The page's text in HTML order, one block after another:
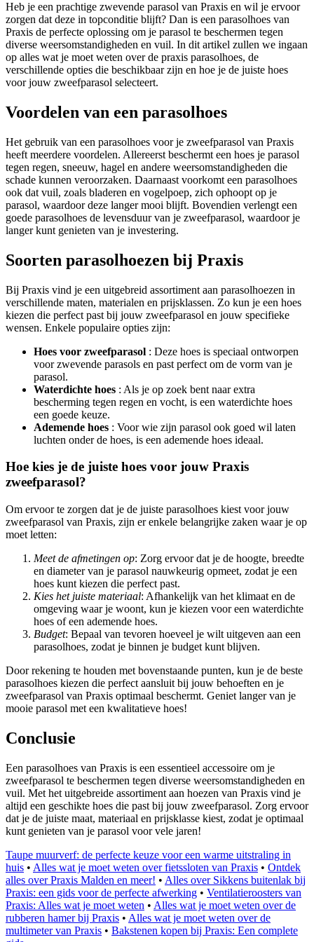
Heb je een prachtige zwevende parasol van Praxis en wil je ervoor
zorgen dat deze in topconditie blijft? Dan is een parasolhoes van
Praxis de perfecte oplossing om je parasol te beschermen tegen
diverse weersomstandigheden en vuil. In dit artikel zullen we ingaan
op alles wat je moet weten over de praxis parasolhoes, de
verschillende opties die beschikbaar zijn en hoe je de juiste hoes
voor jouw zweefparasol selecteert.
Voordelen van een parasolhoes
Het gebruik van een parasolhoes voor je zweefparasol van Praxis
heeft meerdere voordelen. Allereerst beschermt een hoes je parasol
tegen regen, sneeuw, hagel en andere weersomstandigheden die
schade kunnen veroorzaken. Daarnaast voorkomt een parasolhoes
ook dat vuil, zoals bladeren en vogelpoep, zich ophoopt op je
parasol, waardoor deze langer mooi blijft. Bovendien verlengt een
goede parasolhoes de levensduur van je zweefparasol, waardoor je
langer kunt genieten van je investering.
Soorten parasolhoezen bij Praxis
Bij Praxis vind je een uitgebreid assortiment aan parasolhoezen in
verschillende maten, materialen en prijsklassen. Zo kun je een hoes
kiezen die perfect past bij jouw zweefparasol en jouw specifieke
wensen. Enkele populaire opties zijn:
Hoes voor zweefparasol : Deze hoes is speciaal ontworpen
voor zwevende parasols en past perfect om de vorm van je
parasol.
Waterdichte hoes : Als je op zoek bent naar extra
bescherming tegen regen en vocht, is een waterdichte hoes
een goede keuze.
Ademende hoes : Voor wie zijn parasol ook goed wil laten
luchten onder de hoes, is een ademende hoes ideaal.
Hoe kies je de juiste hoes voor jouw Praxis
zweefparasol?
Om ervoor te zorgen dat je de juiste parasolhoes kiest voor jouw
zweefparasol van Praxis, zijn er enkele belangrijke zaken waar je op
moet letten:
Meet de afmetingen op: Zorg ervoor dat je de hoogte, breedte
en diameter van je parasol nauwkeurig opmeet, zodat je een
hoes kunt kiezen die perfect past.
Kies het juiste materiaal: Afhankelijk van het klimaat en de
omgeving waar je woont, kun je kiezen voor een waterdichte
hoes of een ademende hoes.
Budget: Bepaal van tevoren hoeveel je wilt uitgeven aan een
parasolhoes, zodat je binnen je budget kunt blijven.
Door rekening te houden met bovenstaande punten, kun je de beste
parasolhoes kiezen die perfect aansluit bij jouw behoeften en je
zweefparasol van Praxis optimaal beschermt. Geniet langer van je
mooie parasol met een kwalitatieve hoes!
Conclusie
Een parasolhoes van Praxis is een essentieel accessoire om je
zweefparasol te beschermen tegen diverse weersomstandigheden en
vuil. Met het uitgebreide assortiment aan hoezen van Praxis vind je
altijd een geschikte hoes die past bij jouw zweefparasol. Zorg ervoor
dat je de juiste maat, materiaal en prijsklasse kiest, zodat je optimaal
kunt genieten van je parasol voor vele jaren!
Taupe muurverf: de perfecte keuze voor een warme uitstraling in
huis • Alles wat je moet weten over fietssloten van Praxis • Ontdek
alles over Praxis Malden en meer! • Alles over Sikkens buitenlak bij
Praxis: een gids voor de perfecte afwerking • Ventilatieroosters van
Praxis: Alles wat je moet weten • Alles wat je moet weten over de
rubberen hamer bij Praxis • Alles wat je moet weten over de
multimeter van Praxis • Bakstenen kopen bij Praxis: Een complete